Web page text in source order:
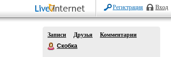
Регистрация Вход
Записи Друзья
Комментарии
Скобка